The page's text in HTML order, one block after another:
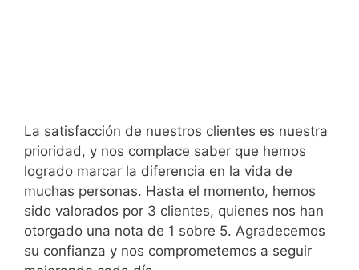
La satisfacción de nuestros clientes es nuestra
prioridad, y nos complace saber que hemos
logrado marcar la diferencia en la vida de
muchas personas. Hasta el momento, hemos
sido valorados por 3 clientes, quienes nos han
otorgado una nota de 1 sobre 5. Agradecemos
su confianza y nos comprometemos a seguir